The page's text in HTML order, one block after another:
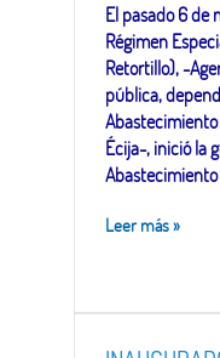
El pasado 6 de
Régimen
Retortillo), -
pública,
Écija-, inició la
Abastecimiento
Leer más»